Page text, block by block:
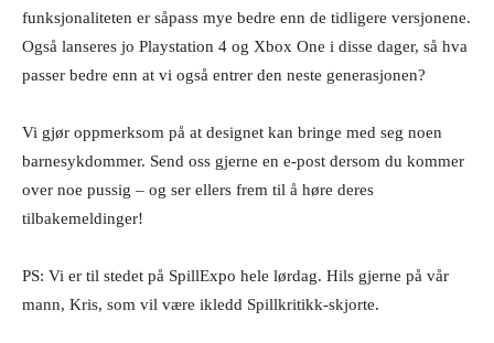
funksjonaliteten er såpass mye bedre enn de tidligere versjonene.
Også lanseres jo Playstation 4 og Xbox One i disse dager, så hva
passer bedre enn at vi også entrer den neste generasjonen?
Vi gjør oppmerksom på at designet kan bringe med seg noen
barnesykdommer. Send oss gjerne en e-post dersom du kommer
over noe pussig – og ser ellers frem til å høre deres
tilbakemeldinger!
PS: Vi er til stedet på SpillExpo hele lørdag. Hils gjerne på vår
mann, Kris, som vil være ikledd Spillkritikk-skjorte.